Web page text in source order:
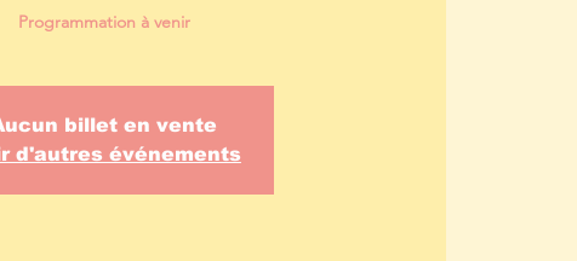
Programmation à venir
billet en vente
d'autres événements